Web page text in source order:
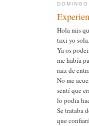
Hola mis
taxi yo sola.
Ya os
me había
raiz de
No me
sentí que
lo podia
Se trataba
que